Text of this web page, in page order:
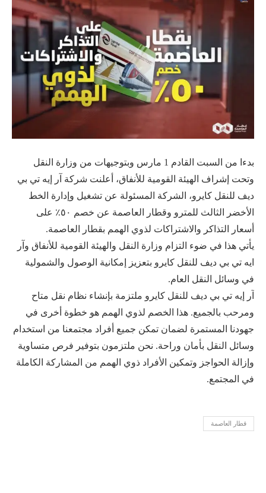
بدءا من السبت القادم 1 مارس وبتوجيهات من وزارة النقل
وتحت إشراف الهيئة القومية للأنفاق، أعلنت شركة آر إيه تي بي
ديف للنقل كايرو، الشركة المسئولة عن تشغيل وإدارة الخط
الأخضر الثالث للمترو وقطار العاصمة عن خصم ٥٠٪ على
أسعار التذاكر والاشتراكات لذوي الهمم بقطار العاصمة.
يأتي هذا في ضوء التزام وزارة النقل والهيئة القومية للأنفاق وآر
ايه تي بي ديف للنقل كايرو بتعزيز إمكانية الوصول والشمولية
في وسائل النقل العام.
آر إيه تي بي ديف للنقل كايرو ملتزمة بإنشاء نظام نقل متاح
ومرحب بالجميع. هذا الخصم لذوي الهمم هو خطوة أخرى في
جهودنا المستمرة لضمان تمكن جميع أفراد مجتمعنا من استخدام
وسائل النقل بأمان وراحة. نحن ملتزمون بتوفير فرص متساوية
وإزالة الحواجز وتمكين الأفراد ذوي الهمم من المشاركة الكاملة
في المجتمع.
قطار العاصمة